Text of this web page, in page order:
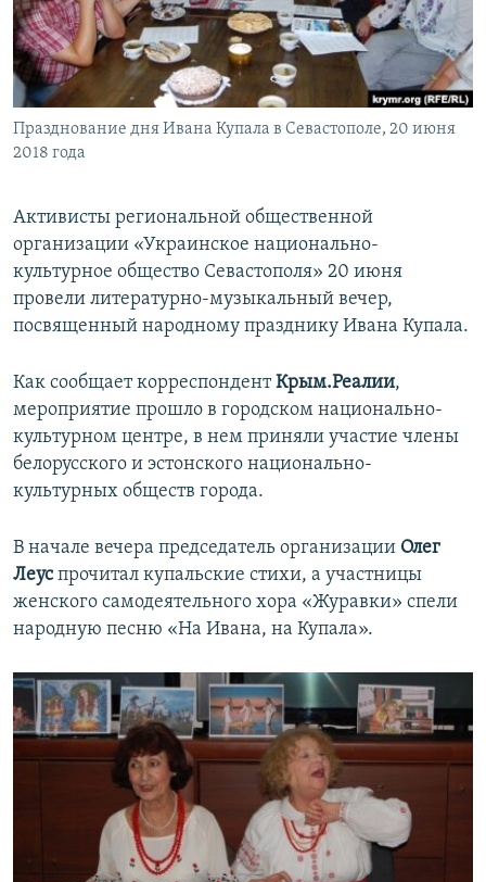
ПОБЕДИТЕЛЕЙ НЕ СУДЯТ?
КРЫМ.НЕПОКОРЕННЫЙ
ELIFBE
УКРАИНСКАЯ ПРОБЛЕМА КРЫМА
ПРИСОЕДИНЯЙТЕСЬ!
Все сайты RFE/RL
Празднование дня Ивана Купала в Севастополе, 20 июня
2018 года
Активисты региональной общественной
организации «Украинское национально-
культурное общество Севастополя» 20 июня
провели литературно-музыкальный вечер,
посвященный народному празднику Ивана Купала.
Как сообщает корреспондентКрым.Реалии,
мероприятие прошло в городском национально-
культурном центре, в нем приняли участие члены
белорусского и эстонского национально-
культурных обществ города.
В начале вечера председатель организации Олег
Леуспрочитал купальские стихи, а участницы
женского самодеятельного хора «Журавки» спели
народную песню «На Ивана, на Купала».